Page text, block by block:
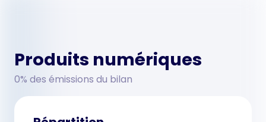
Produits numériques
0% des émissions du bilan